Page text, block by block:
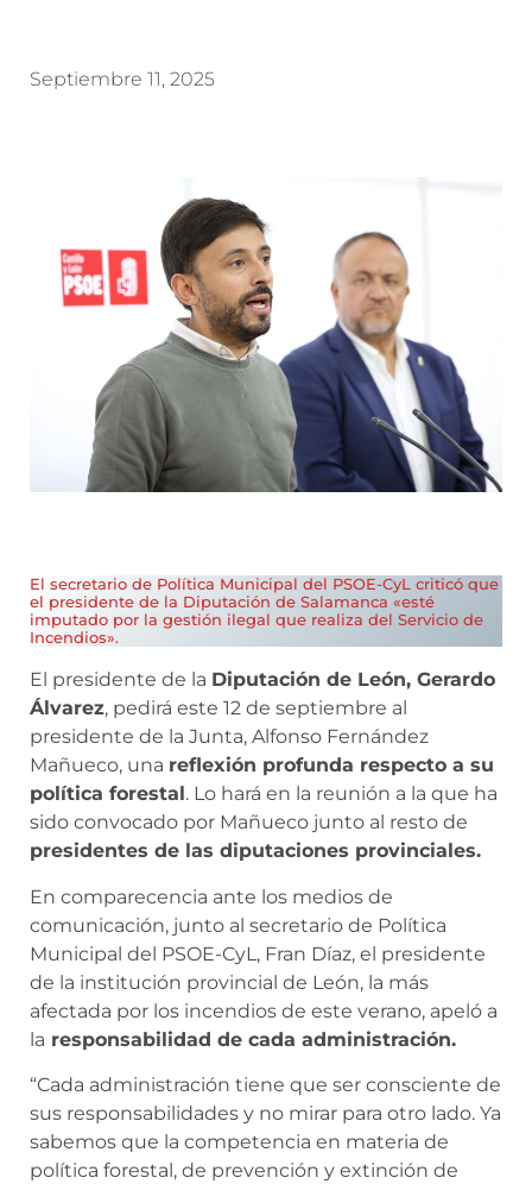
Septiembre 11, 2025
El secretario de Política Municipal del PSOE-CyL criticó que
el presidente de la Diputación de Salamanca «esté
imputado por la gestión ilegal que realiza del Servicio de
Incendios».
El presidente de la Diputación de León, Gerardo
Álvarez, pedirá este 12 de septiembre al
presidente de la Junta, Alfonso Fernández
Mañueco, una reflexión profunda respecto a su
política forestal . Lo hará en la reunión a la que ha
sido convocado por Mañueco junto al resto de
presidentes de las diputaciones provinciales.
En comparecencia ante los medios de
comunicación, junto al secretario de Política
Municipal del PSOE-CyL, Fran Díaz, el presidente
de la institución provincial de León, la más
afectada por los incendios de este verano, apeló a
la responsabilidad de cada administración.
“Cada administración tiene que ser consciente de
sus responsabilidades y no mirar para otro lado. Ya
sabemos que la competencia en materia de
política forestal, de prevención y extinción de